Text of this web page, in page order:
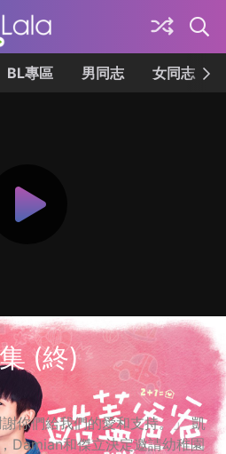
BL專區 男同志 女同志
(終)
你們給我們的愛和支持。」 凱
Damian和傑立決定邀請幼稚園